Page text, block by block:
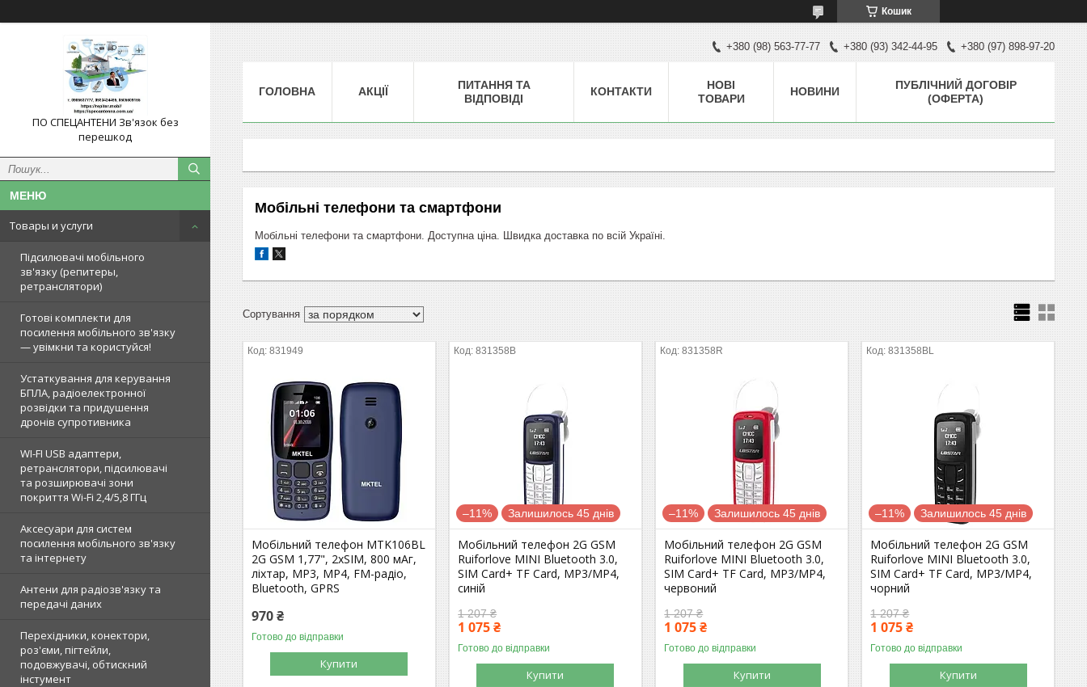
Кошик
ПО СПЕЦАНТЕНИ Зв'язок без
перешкод
Товары и услуги
Підсилювачі мобільного
зв'язку (репитеры,
ретранслятори)
Готові комплекти для
посилення мобільного зв'язку
— увімкни та користуйся!
Устаткування для керування
БПЛА, радіоелектронної
розвідки та придушення
дронів супротивника
WI-FI USB адаптери,
ретранслятори, підсилювачі
та розширювачі зони
покриття Wi-Fi 2,4/5,8 ГГц
Аксесуари для систем
посилення мобільного зв'язку
та інтернету
Антени для радіозв'язку та
передачі даних
Перехідники, конектори,
роз'єми, пігтейли,
подовжувачі, обтискний
інстумент
+380 (98) 563-77-77 +380 (93) 342-44-95 +380 (97) 898-97-20
ГОЛОВНА АКЦІЇ
ПИТАННЯ ТА
ВІДПОВІДІ
КОНТАКТИ
НОВІ
ТОВАРИ
НОВИНИ
ПУБЛІЧНИЙ ДОГОВІР
(ОФЕРТА)
Мобільні телефони та смартфони
Мобільні телефони та смартфони. Доступна ціна. Швидка доставка по всій Україні.
831949
Мобільний телефон MTK106BL
2G GSM 1,77", 2хSIM, 800 мАг,
ліхтар, MP3, MP4, FM-радіо,
Bluetooth, GPRS
970 ₴
Готово до відправки
Купити
831358B
–11% Залишилось 45 днів
Мобільний телефон 2G GSM
Ruiforlove MINI Bluetooth 3.0,
SIM Card+ TF Card, MP3/MP4,
синій
1 207 ₴
1 075 ₴
Готово до відправки
Купити
831358R
–11% Залишилось 45 днів
Мобільний телефон 2G GSM
Ruiforlove MINI Bluetooth 3.0,
SIM Card+ TF Card, MP3/MP4,
червоний
1 207 ₴
1 075 ₴
Готово до відправки
Купити
831358BL
–11% Залишилось 45 днів
Мобільний телефон 2G GSM
Ruiforlove MINI Bluetooth 3.0,
SIM Card+ TF Card, MP3/MP4,
чорний
1 207 ₴
1 075 ₴
Готово до відправки
Купити